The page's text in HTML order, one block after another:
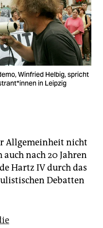
Winfried Helbig, spricht
in Leipzig
Allgemeinheit nicht
nach 20 Jahren
Hartz IV durch das
Debatten